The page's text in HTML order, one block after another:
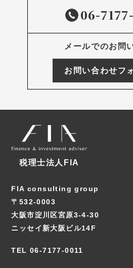
06-
メールでのお問
お問い合わせフ
税理士法人FIA
FIA consulting group
〒532-0003
大阪市淀川区宮原3-4-30
ニッセイ新大阪ビル14F
TEL 06-7177-0011